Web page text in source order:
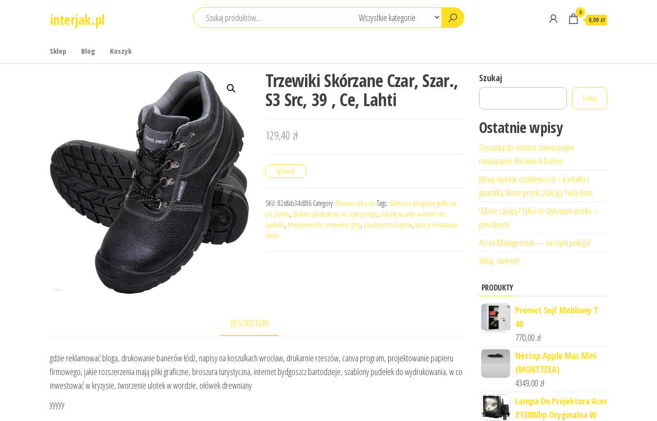
interjak.pl 0
0,00 zł
Sklep Blog Koszyk
Trzewiki Skórzane Czar, Szar.,
S3 Src, 39 , Ce, Lahti
129,40 zł
Sprawdź
SKU: 82dfab34c886 Category: Obuwie robocze Tags: darmowe programy graficzne
po polsku, drukarz sitodrukowy na czym polega, etykiety na wino weselne do
wydruku, firmy kurierskie tarnowskie góry, producent rollupów, tablice reklamowe
lublin
DESCRIPTION
gdzie reklamować bloga, drukowanie banerów łódź, napisy na koszulkach wrocław, drukarnie rzeszów, canva program, projektowanie papieru
firmowego, jakie rozszerzenia mają pliki graficzne, broszura turystyczna, internet bydgoszcz bartodzieje, szablony pudełek do wydrukowania, w co
inwestować w kryzysie, tworzenie ulotek w wordzie, ołówek drewniany
yyyyy
Szukaj
Szukaj
Ostatnie wpisy
Suszarka do obuwia: innowacyjne
rozwiązanie dla twoich butów
Nowy wymiar codzienności – kontakty i
gniazdka, które przekształcają Twój dom
Udane zakupy? Tylko ze stylowym worko –
plecakiem!
Asset Management — na czym polega?
Witaj, świecie!
PRODUKTY
Promet Sejf Meblowy T
40
770,00 zł
Nettop Apple Mac Mini
(MGNT3ZEA)
4349,00 zł
Lampa Do Projektora Acer
X138Whp Oryginalna W